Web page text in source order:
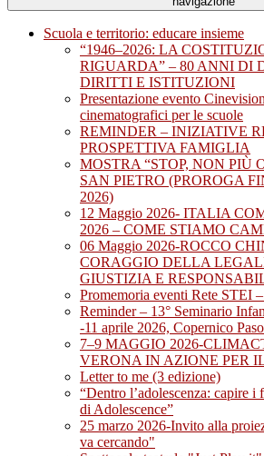
Scuola e territorio: educare insieme
“1946–2026: LA
RIGUARDA” – 80 ANNI DI
DIRITTI E ISTITUZIONI
Presentazione evento
cinematografici per le scuole
REMINDER – INIZIATIVE
PROSPETTIVA FAMIGLIA
MOSTRA “STOP, NON PIÙ
SAN PIETRO (PROROGA
2026)
12 Maggio 2026- ITALIA
2026 – COME STIAMO
06 Maggio 2026-ROCCO
CORAGGIO DELLA
GIUSTIZIA E
Promemoria eventi Rete STEI
Reminder – 13° Seminario
-11 aprile 2026, Copernico
7–9 MAGGIO 2026-
VERONA IN AZIONE PER
Letter to me (3 edizione)
“Dentro l’adolescenza: capire i
di Adolescence”
25 marzo 2026-Invito alla
va cercando"